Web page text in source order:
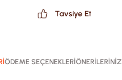
Tavsiye Et
ÖDEME SEÇENEKLERİÖNERİLERİNİZ